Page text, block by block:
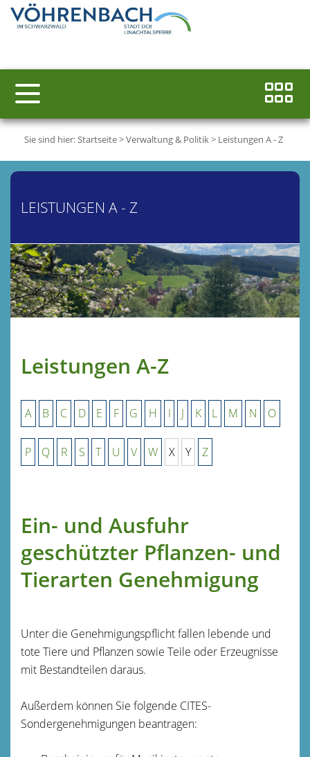
Sie sind hier:Startseite>Verwaltung & Politik> Leistungen A - Z
LEISTUNGEN A - Z
Leistungen A-Z
A B C D E F G H I J K L M N O
P Q R S T U V W X Y Z
Ein- und Ausfuhr
geschützter Pflanzen- und
Tierarten Genehmigung
Unter die Genehmigungspflicht fallen lebende und
tote Tiere und Pflanzen sowie Teile oder Erzeugnisse
mit Bestandteilen daraus.
Außerdem können Sie folgende CITES-
Sondergenehmigungen beantragen: